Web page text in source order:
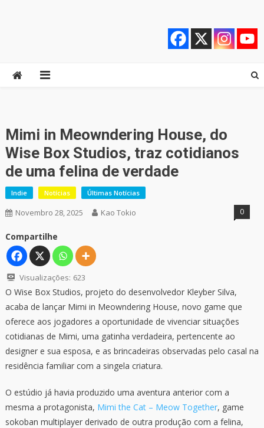
Quebrando o Controle
Mimi in Meowndering House, do
Wise Box Studios, traz cotidianos
de uma felina de verdade
Indie Notícias Últimas Notícias
Novembro 28, 2025 Kao Tokio 0
Compartilhe
Visualizações: 623
O Wise Box Studios, projeto do desenvolvedor Kleyber Silva,
acaba de lançar Mimi in Meowndering House, novo game que
oferece aos jogadores a oportunidade de vivenciar situações
cotidianas de Mimi, uma gatinha verdadeira, pertencente ao
designer e sua esposa, e as brincadeiras observadas pelo casal na
residência familiar com a singela criatura.
O estúdio já havia produzido uma aventura anterior com a
mesma a protagonista, Mimi the Cat – Meow Together, game
sokoban multiplayer derivado de outra produção com a felina,